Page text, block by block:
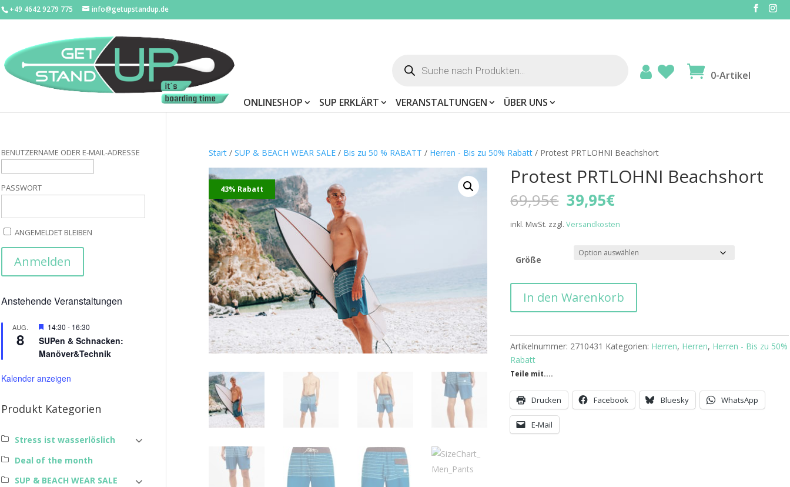
+49 4642 9279 775 info@getupstandup.de
0-Artikel
search
ONLINESHOP SUP ERKLÄRT VERANSTALTUNGEN ÜBER UNS
Start /SUP & BEACH WEAR SALE / Bis zu 50 % RABATT / Herren - Bis zu 50% Rabatt / Protest PRTLOHNI Beachshort
43% Rabatt
Protest PRTLOHNI Beachshort
69,95€ Ursprünglicher
Preis
war:
39,95€Aktueller
ist:
inkl. MwSt. zzgl.Versandkosten
Größe
PRTLOHNI
Beachshort
In den Warenkorb
Artikelnummer: 2710431 Kategorien: Herren, Herren, Herren - Bis zu 50%
Rabatt
Teile mit....
Drucken Facebook Bluesky WhatsApp
E-Mail
BENUTZERNAME ODER E-MAIL-ADRESSE
PASSWORT
ANGEMELDET BLEIBEN
Anstehende Veranstaltungen
AUG.
8
Hervorgehoben
14:30 - 16:30
SUPen & Schnacken:
Manöver&Technik
Kalender anzeigen
Produkt Kategorien
Stress ist wasserlöslich
Deal of the month
SUP & BEACH WEAR SALE